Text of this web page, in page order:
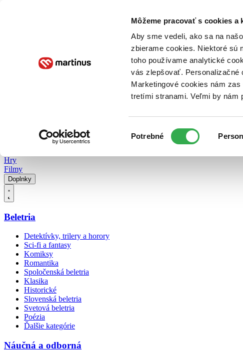
Môžeme pracovať s cookies a
Aby sme vedeli, ako sa na
zbierame cookies. Niektoré sú
toho používame analytické
vás zlepšovať. Personalizačné
Marketingové cookies nám
tretími stranami. Veľmi by nám
súhlasu
Potrebné
Poukážky Kontakt
Hry
Filmy
Doplnky
Beletria
Detektívky, trilery a horory
Sci-fi a fantasy
Komiksy
Romantika
Spoločenská beletria
Klasika
Historické
Slovenská beletria
Svetová beletria
Poézia
Ďalšie kategórie
Náučná a odborná